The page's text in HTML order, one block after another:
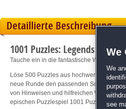
Detaillierte Beschreibung
1001 Puzzles: Legends of
Tauche ein in die fantastische Welt der
Löse 500 Puzzles aus hochwertigen
neue Runde den passenden
von Hinweisen und hilfreichen
epischen Puzzlespiel 1001 Puzzles:
We
We
see